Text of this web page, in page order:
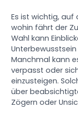
Es ist wichtig, auf
wohin fährt der
Wahl kann
Manchmal kann
verpasst oder
einzusteigen.
über
Zögern oder